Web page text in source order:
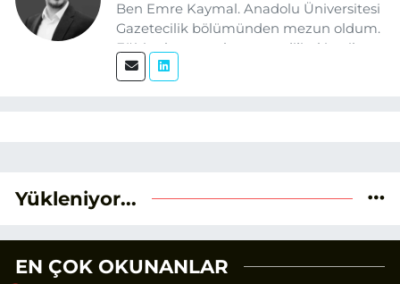
Ben Emre Kaymal. Anadolu Üniversitesi
Gazetecilik bölümünden mezun oldum.
Eğitim hayatım boyunca dijital içerik
üretimi ve arama motoru
Yükleniyor...
EN ÇOK OKUNANLAR